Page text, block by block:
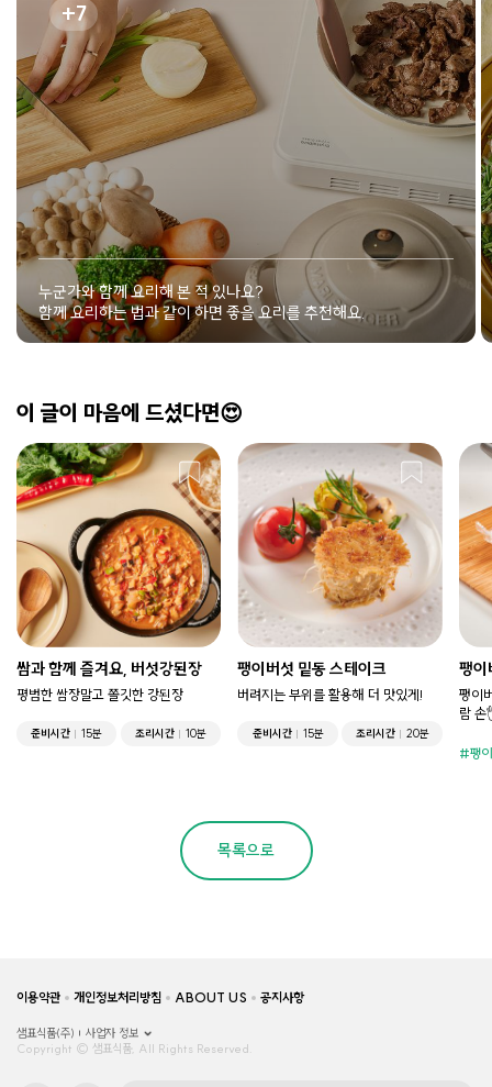
7
누군가와 함께 요리해 본 적 있나요?
함께 요리하는 법과 같이 하면 좋을 요리를 추천해요.
이 글이 마음에 드셨다면😍
쌈과 함께 즐겨요, 버섯강된장
평범한 쌈장말고 쫄깃한 강된장
준비시간 15분 조리시간 10분
팽이버섯 밑동 스테이크
버려지는 부위를 활용해 더 맛있게!
준비시간 15분 조리시간 20분
팽이
팽이
람
팽이
목록으로
이용약관 개인정보처리방침 ABOUT US 공지사항
샘표식품(주)
사업자 정보
Copyright © 샘표식품, All Rights Reserved.